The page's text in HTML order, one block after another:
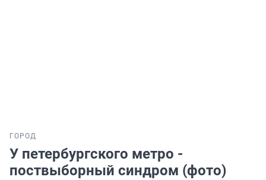
ГОРОД
У петербургского метро -
поствыборный синдром (фото)